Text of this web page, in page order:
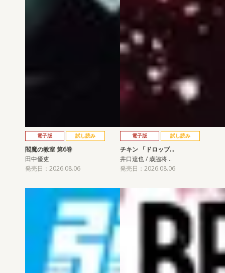
電子版 試し読み
閻魔の教室 第6巻
田中優吏
発売日：2026.08.06
電子版 試し読み
チキン 「ドロップ…
井口達也 / 歳脇将…
発売日：2026.08.06